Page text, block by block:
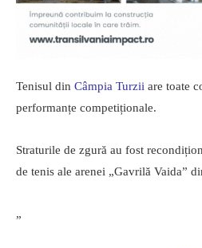
Tenisul din Câmpia Turzii are toate
performanțe competiționale.
Straturile de zgură au fost
de tenis ale arenei „Gavrilă Vaida”
„